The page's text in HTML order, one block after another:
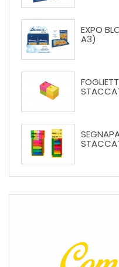
EXPO
A3)